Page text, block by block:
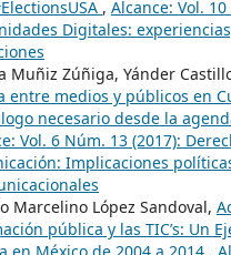
, Alcance: Vol.
Digitales:
Muñiz Zúñiga, Yánder
entre medios y públicos en
necesario desde la
Vol. 6 Núm. 13 (2017):
Implicaciones
Marcelino López Sandoval,
pública y las TIC’s: Un
en México de 2004 a 2014 ,